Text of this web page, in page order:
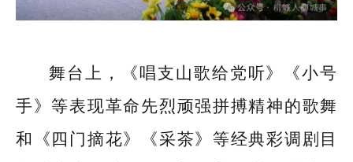
舞台上，《唱支山歌给党听》《小号
手》等表现革命先烈顽强拼搏精神的歌舞
和《四门摘花》《采茶》等经典彩调剧目